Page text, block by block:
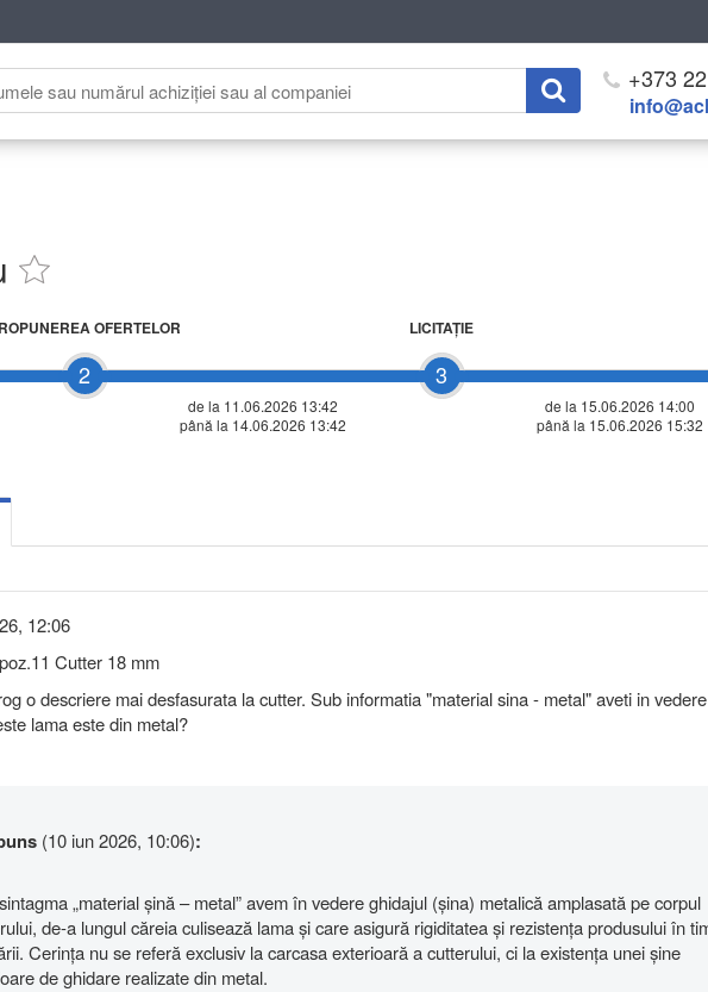
+373
2
OFERTELOR
de la 11.06.2026 13:42
până la 14.06.2026 13:42
3
LICITAŢIE
de la 15.06.2026 14:00
până la 15.06.2026 15:32
12:06
Cutter 18 mm
o descriere mai desfasurata la cutter. Sub informatia "material sina - metal" aveti in
lama este din metal?
(10 iun 2026, 10:06):
„material șină – metal” avem în vedere ghidajul (șina) metalică amplasată pe corpul
de-a lungul căreia culisează lama și care asigură rigiditatea și rezistența produsului în
Cerința nu se referă exclusiv la carcasa exterioară a cutterului, ci la existența unei șine
de ghidare realizate din metal.